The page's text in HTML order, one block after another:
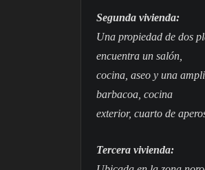
Segunda vivienda:
Una propiedad de dos
encuentra un salón,
cocina, aseo y una
barbacoa, cocina
exterior, cuarto de
Tercera vivienda: